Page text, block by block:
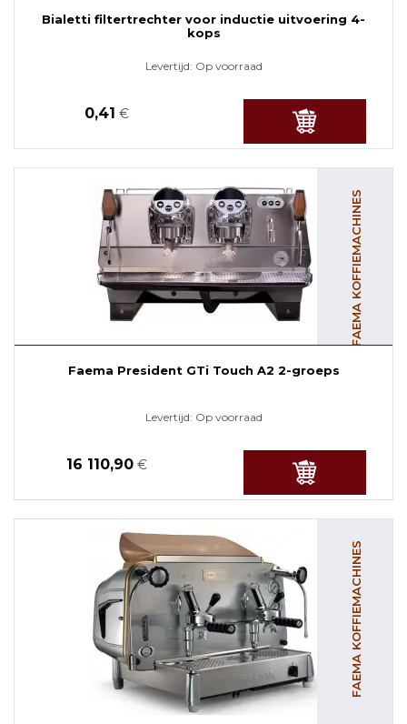
Bialetti filtertrechter voor inductie uitvoering 4-
kops
Levertijd: Op voorraad
0,41 €
FAEMA KOFFIEMACHINES
Faema President GTi Touch A2 2-groeps
Levertijd: Op voorraad
16 110,90 €
FAEMA KOFFIEMACHINES